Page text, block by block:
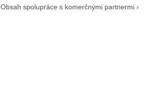
Obsah spolupráce s komerčnými partnermi ›